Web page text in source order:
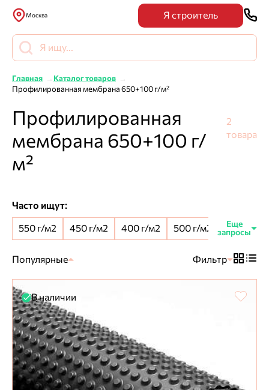
Москва Я строитель
Главная
Каталог товаров
Профилированная мембрана 650+100 г/м²
Профилированная
мембрана 650+100 г/
м²
2
товара
Часто ищут:
550 г/м2
450 г/м2 400 г/м2 500 г/м2 8 мм шип
Популярные Фильтр
В наличии